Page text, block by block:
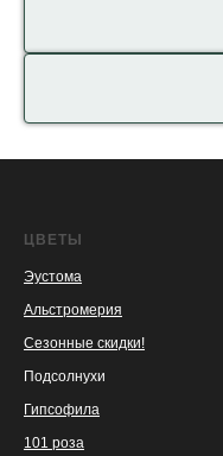
ЦВЕТЫ
Эустома
Альстромерия
Сезонные скидки!
Подсолнухи
Гипсофила
101 роза